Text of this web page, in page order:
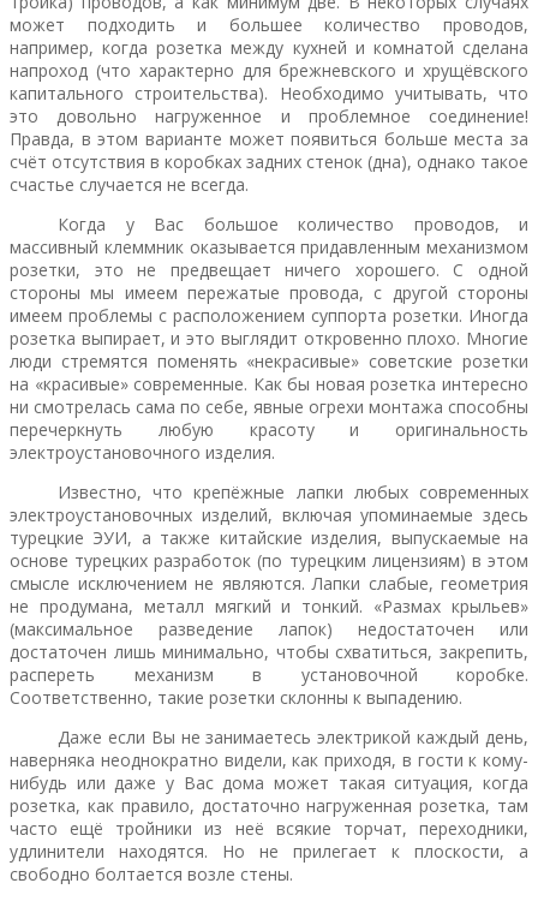
может подходить и большее количество проводов,
например, когда розетка между кухней и комнатой сделана
напроход (что характерно для брежневского и хрущёвского
капитального строительства). Необходимо учитывать, что
это довольно нагруженное и проблемное соединение!
Правда, в этом варианте может появиться больше места за
счёт отсутствия в коробках задних стенок (дна), однако такое
счастье случается не всегда.
Когда у Вас большое количество проводов, и
массивный клеммник оказывается придавленным механизмом
розетки, это не предвещает ничего хорошего. С одной
стороны мы имеем пережатые провода, с другой стороны
имеем проблемы с расположением суппорта розетки. Иногда
розетка выпирает, и это выглядит откровенно плохо. Многие
люди стремятся поменять «некрасивые» советские розетки
на «красивые» современные. Как бы новая розетка интересно
ни смотрелась сама по себе, явные огрехи монтажа способны
перечеркнуть любую красоту и оригинальность
электроустановочного изделия.
Известно, что крепёжные лапки любых современных
электроустановочных изделий, включая упоминаемые здесь
турецкие ЭУИ, а также китайские изделия, выпускаемые на
основе турецких разработок (по турецким лицензиям) в этом
смысле исключением не являются. Лапки слабые, геометрия
не продумана, металл мягкий и тонкий. «Размах крыльев»
(максимальное разведение лапок) недостаточен или
достаточен лишь минимально, чтобы схватиться, закрепить,
распереть механизм в установочной коробке.
Соответственно, такие розетки склонны к выпадению.
Даже если Вы не занимаетесь электрикой каждый день,
наверняка неоднократно видели, как приходя, в гости к кому-
нибудь или даже у Вас дома может такая ситуация, когда
розетка, как правило, достаточно нагруженная розетка, там
часто ещё тройники из неё всякие торчат, переходники,
удлинители находятся. Но не прилегает к плоскости, а
свободно болтается возле стены.